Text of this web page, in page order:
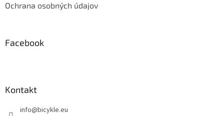
Ochrana osobných údajov
Facebook
Kontakt
info@bicykle.eu